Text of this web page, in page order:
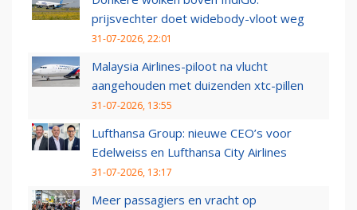
prijsvechter doet widebody-vloot weg
31-07-2026, 22:01
Malaysia Airlines-piloot na vlucht
aangehouden met duizenden xtc-pillen
31-07-2026, 13:55
Lufthansa Group: nieuwe CEO’s voor
Edelweiss en Lufthansa City Airlines
31-07-2026, 13:17
Meer passagiers en vracht op